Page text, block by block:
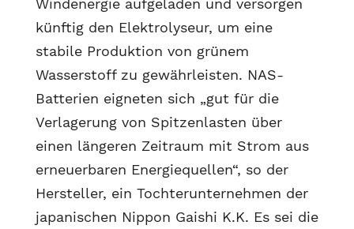
Windenergie aufgeladen und versorgen
künftig den Elektrolyseur, um eine
stabile Produktion von grünem
Wasserstoff zu gewährleisten. NAS-
Batterien eigneten sich „gut für die
Verlagerung von Spitzenlasten über
einen längeren Zeitraum mit Strom aus
erneuerbaren Energiequellen“, so der
Hersteller, ein Tochterunternehmen der
japanischen Nippon Gaishi K.K. Es sei die